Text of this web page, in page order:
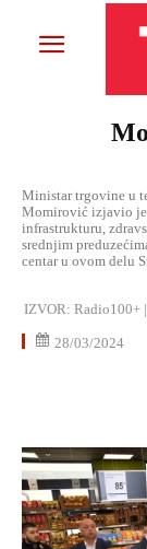
Ministar trgovine u
Momirović izjavio je
infrastrukturu,
srednjim
centar u ovom delu
IZVOR: Radio100+
28/03/2024